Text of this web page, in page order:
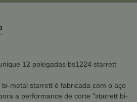
12 polegadas bs1224 starrett
metal starrett é fabricada com o aço
a performance de corte "starrett bi-